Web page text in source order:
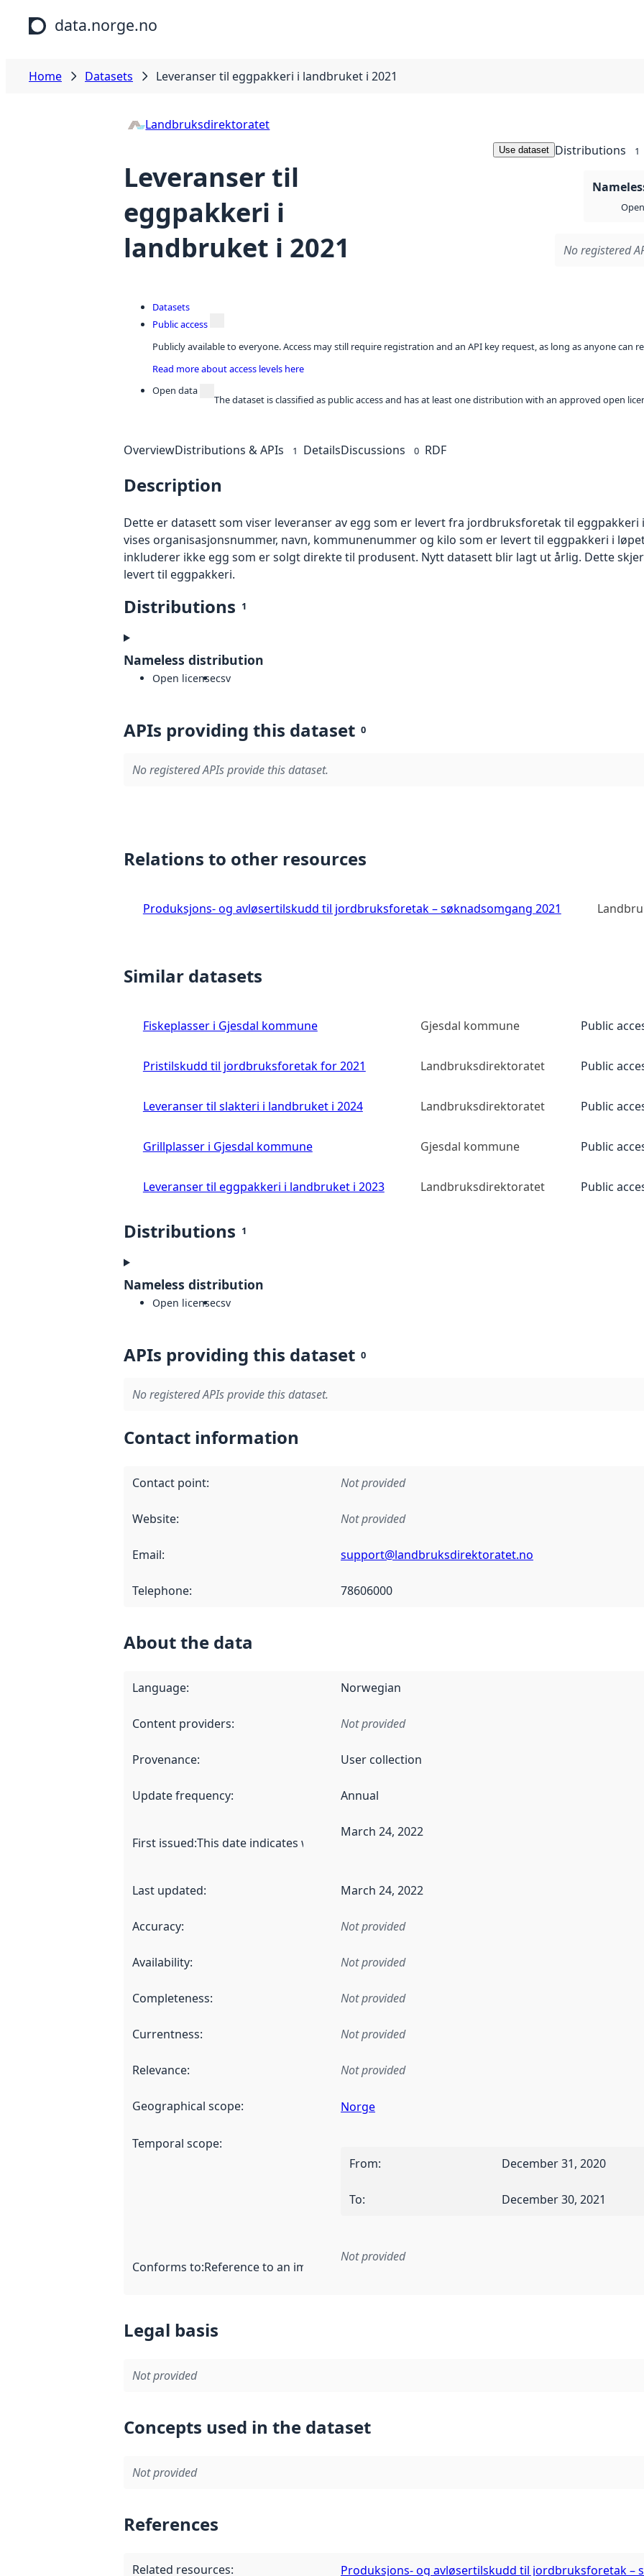
Skip to main content
data.norge.no
Home Datasets Leveranser til eggpakkeri i landbruket i 2021
Landbruksdirektoratet
Leveranser til
eggpakkeri i
landbruket i 2021
Use dataset Distributions 1
No registered
Datasets
Public access
Publicly available to everyone. Access may still require registration and an API key request, as long as anyone can
Read more about access levels here
Open data
The dataset is classified as public access and has at least one distribution with an approved open
OverviewDistributions & APIs 1 DetailsDiscussions 0 RDF
Description
Dette er datasett som viser leveranser av egg som er levert fra jordbruksforetak til
vises organisasjonsnummer, navn, kommunenummer og kilo som er levert til eggpakkeri i
inkluderer ikke egg som er solgt direkte til produsent. Nytt datasett blir lagt ut årlig. Dette
levert til eggpakkeri.
Distributions 1
Nameless distribution
Open licensecsv
APIs providing this dataset 0
No registered APIs provide this dataset.
Relations to other resources
Produksjons- og avløsertilskudd til jordbruksforetak – søknadsomgang 2021
Similar datasets
Fiskeplasser i Gjesdal kommune Gjesdal kommune Public
Pristilskudd til jordbruksforetak for 2021 Landbruksdirektoratet Public
Leveranser til slakteri i landbruket i 2024 Landbruksdirektoratet Public
Grillplasser i Gjesdal kommune Gjesdal kommune Public
Leveranser til eggpakkeri i landbruket i 2023 Landbruksdirektoratet Public
Distributions 1
Nameless distribution
Open licensecsv
APIs providing this dataset 0
No registered APIs provide this dataset.
Contact information
Contact point: Not provided
Website: Not provided
Email: support@landbruksdirektoratet.no
Telephone: 78606000
About the data
Language: Norwegian
Content providers: Not provided
Provenance: User collection
Update frequency: Annual
First issued:This date indicates when the data in this dataset was first released. It may have
March 24, 2022
Last updated: March 24, 2022
Accuracy: Not provided
Availability: Not provided
Completeness: Not provided
Currentness: Not provided
Relevance: Not provided
Geographical scope: Norge
Temporal scope:
From: December 31, 2020
To: December 30, 2021
Conforms to:Reference to an implementation rule or other specification that forms the basis
Not provided
Legal basis
Not provided
Concepts used in the dataset
Not provided
References
Related resources: Produksjons- og avløsertilskudd til jordbruksforetak –